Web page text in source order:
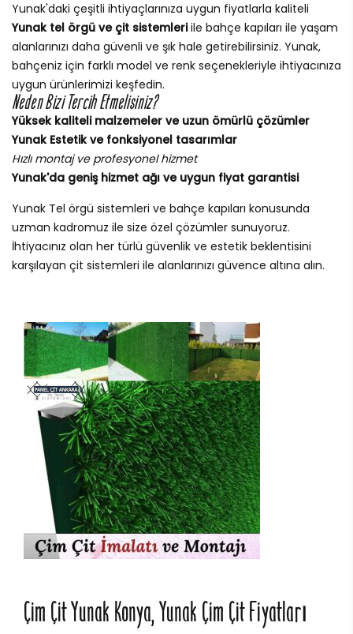
Yunak'daki çeşitli ihtiyaçlarınıza uygun fiyatlarla kaliteli
Yunak tel örgü ve çit sistemleriile bahçe kapıları ile yaşam
alanlarınızı daha güvenli ve şık hale getirebilirsiniz. Yunak,
bahçeniz için farklı model ve renk seçenekleriyle ihtiyacınıza
uygun ürünlerimizi keşfedin.
Neden Bizi Tercih Etmelisiniz?
Yüksek kaliteli malzemeler ve uzun ömürlü çözümler
Yunak Estetik ve fonksiyonel tasarımlar
Hızlı montaj ve profesyonel hizmet
Yunak'da geniş hizmet ağı ve uygun fiyat garantisi
Yunak Tel örgü sistemleri ve bahçe kapıları konusunda
uzman kadromuz ile size özel çözümler sunuyoruz.
İhtiyacınız olan her türlü güvenlik ve estetik beklentisini
karşılayan çit sistemleri ile alanlarınızı güvence altına alın.
Çim Çit Yunak Konya, Yunak Çim Çit Fiyatları